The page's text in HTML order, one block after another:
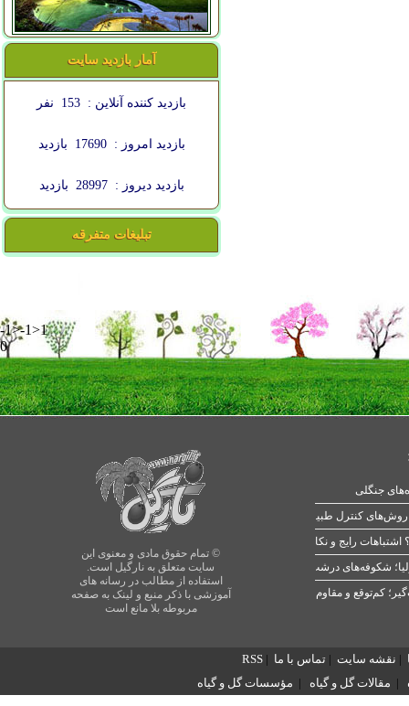
آمار بازدید سایت
بازدید کننده آنلاین : 153 نفر
بازدید امروز : 17690 بازدید
بازدید دیروز : 28997 بازدید
تبلیغات متفرقه
-1>-1>1
0
© تمام حقوق مادی و معنوی این
سایت متعلق به نارگیل است.
استفاده از مطالب در رسانه های
آموزشی با ذکر منبع و لینک به صفحه
مربوطه بلا مانع است
جنگلی
رایج و نکات طلایی
شکوفه‌های درشت در بهار
| نقشه سایت | تماس با ما |
RSS
| مقالات گل و گیاه | مؤسسات گل و گیاه